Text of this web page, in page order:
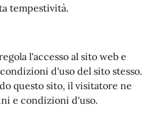
tempestività.
l'accesso al sito web e
d'uso del sito stesso.
questo sito, il visitatore ne
e condizioni d'uso.